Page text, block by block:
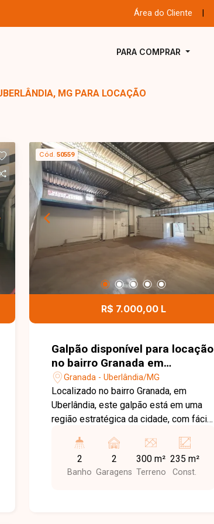
Área do Cliente
PARA COMPRAR
MG PARA LOCAÇÃO
Cód. 50559
R$ 7.000,00 L
Galpão disponível para locação
no bairro Granada em
Uberlândia-MG
Granada - Uberlândia/MG
Localizado no bairro Granada, em
Uberlândia, este galpão está em uma
região estratégica da cidade, com fácil
de transporte, além de proximidade
com diversos comércios e serviços. A
localização favorece atividades
2
Banho
2
Garagens
300 m²
Terreno
235 m²
Const.